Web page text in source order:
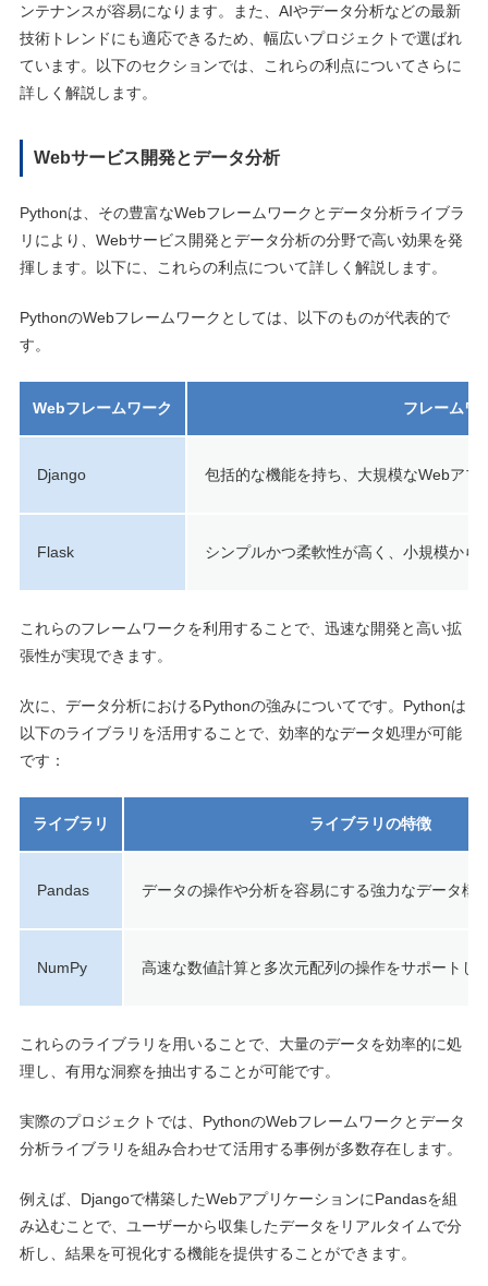
ンテナンスが容易になります。また、AIやデータ分析などの最新
技術トレンドにも適応できるため、幅広いプロジェクトで選ばれ
ています。以下のセクションでは、これらの利点についてさらに
詳しく解説します。
Webサービス開発とデータ分析
Pythonは、その豊富なWebフレームワークとデータ分析ライブラ
リにより、Webサービス開発とデータ分析の分野で高い効果を発
揮します。以下に、これらの利点について詳しく解説します。
PythonのWebフレームワークとしては、以下のものが代表的で
す。
Webフレームワーク フレームワ
Django 包括的な機能を持ち、大規模なWebア
Flask シンプルかつ柔軟性が高く、小規模か
これらのフレームワークを利用することで、迅速な開発と高い拡
張性が実現できます。
次に、データ分析におけるPythonの強みについてです。Pythonは
以下のライブラリを活用することで、効率的なデータ処理が可能
です：
ライブラリ ライブラリの特徴
Pandas データの操作や分析を容易にする強力なデータ構
NumPy 高速な数値計算と多次元配列の操作をサポートし
これらのライブラリを用いることで、大量のデータを効率的に処
理し、有用な洞察を抽出することが可能です。
実際のプロジェクトでは、PythonのWebフレームワークとデータ
分析ライブラリを組み合わせて活用する事例が多数存在します。
例えば、Djangoで構築したWebアプリケーションにPandasを組
み込むことで、ユーザーから収集したデータをリアルタイムで分
析し、結果を可視化する機能を提供することができます。